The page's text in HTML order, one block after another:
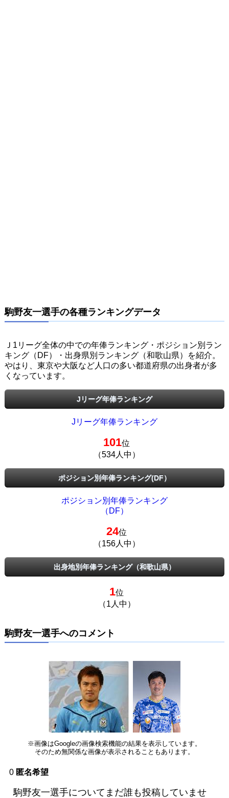
駒野友一選手の各種ランキングデータ
Ｊ1リーグ全体の中での年俸ランキング・ポジション別ラン
キング（DF）・出身県別ランキング（和歌山県）を紹介。
やはり、東京や大阪など人口の多い都道府県の出身者が多
くなっています。
Jリーグ年俸ランキング
Jリーグ年俸ランキング
101位
（534人中）
ポジション別年俸ランキング(DF）
ポジション別年俸ランキング
（DF）
24位
（156人中）
出身地別年俸ランキング（和歌山県）
1位
（1人中）
駒野友一選手へのコメント
※画像はGoogleの画像検索機能の結果を表示しています。
そのため無関係な画像が表示されることもあります。
0 匿名希望
駒野友一選手についてまだ誰も投稿していませ